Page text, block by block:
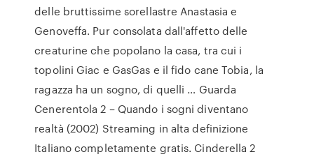
delle bruttissime sorellastre Anastasia e
Genoveffa. Pur consolata dall'affetto delle
creaturine che popolano la casa, tra cui i
topolini Giac e GasGas e il fido cane Tobia, la
ragazza ha un sogno, di quelli … Guarda
Cenerentola 2 – Quando i sogni diventano
realtà (2002) Streaming in alta definizione
Italiano completamente gratis. Cinderella 2